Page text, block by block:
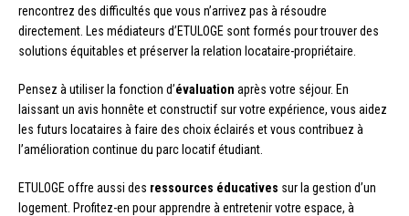
rencontrez des difficultés que vous n’arrivez pas à résoudre
directement. Les médiateurs d’ETULOGE sont formés pour trouver des
solutions équitables et préserver la relation locataire-propriétaire.
Pensez à utiliser la fonction d’évaluation après votre séjour. En
laissant un avis honnête et constructif sur votre expérience, vous aidez
les futurs locataires à faire des choix éclairés et vous contribuez à
l’amélioration continue du parc locatif étudiant.
ETULOGE offre aussi des ressources éducatives sur la gestion d’un
logement. Profitez-en pour apprendre à entretenir votre espace, à